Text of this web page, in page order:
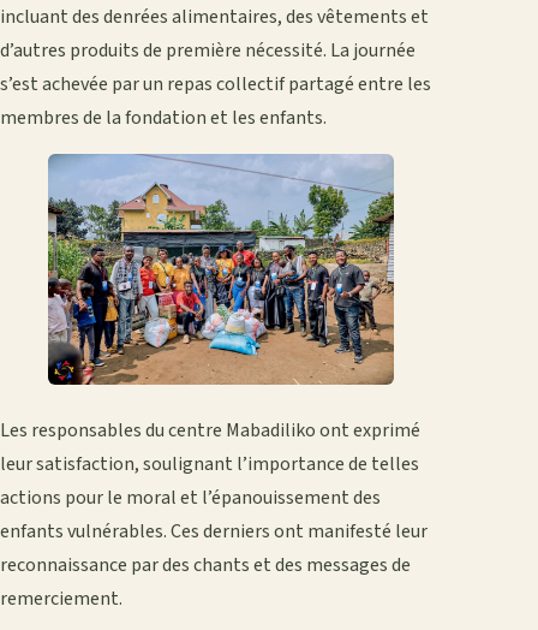
incluant des denrées alimentaires, des vêtements et
d’autres produits de première nécessité. La journée
s’est achevée par un repas collectif partagé entre les
membres de la fondation et les enfants.
Les responsables du centre Mabadiliko ont exprimé
leur satisfaction, soulignant l’importance de telles
actions pour le moral et l’épanouissement des
enfants vulnérables. Ces derniers ont manifesté leur
reconnaissance par des chants et des messages de
remerciement.